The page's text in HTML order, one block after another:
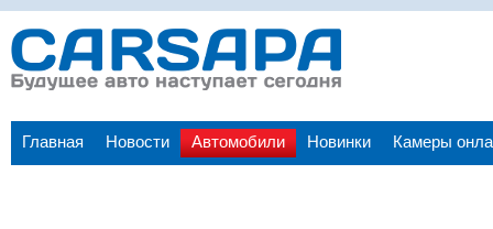
Главная Новости Автомобили Новинки Камеры